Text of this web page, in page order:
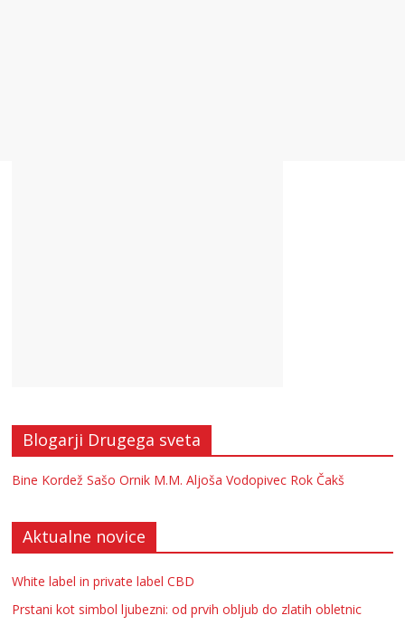
Blogarji Drugega sveta
Bine Kordež Sašo Ornik M.M. Aljoša Vodopivec Rok Čakš
Aktualne novice
White label in private label CBD
Prstani kot simbol ljubezni: od prvih obljub do zlatih obletnic